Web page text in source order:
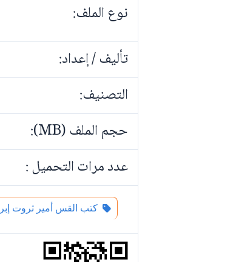
نوع الملف:
تأليف / إعداد:
التصنيف:
حجم الملف (MB):
عدد مرات التحميل :
كتب القس أمير ثروت